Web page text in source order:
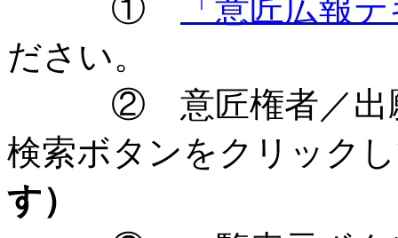
①
「意匠広報
ださい。
② 意匠権者／出願
検索ボタンをクリック
す）